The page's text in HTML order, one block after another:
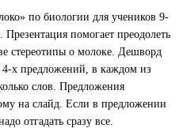
по биологии для учеников 9-
помогает преодолеть
стереотипы о молоке. Дешворд
4-х предложений, в каждом из
слов. Предложения
на слайд. Если в предложении
отгадать сразу все.